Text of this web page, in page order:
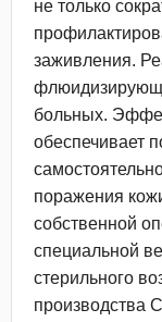
не только
заживления.
больных.
обеспечивает
поражения
собственной
специальной
стерильного
производства